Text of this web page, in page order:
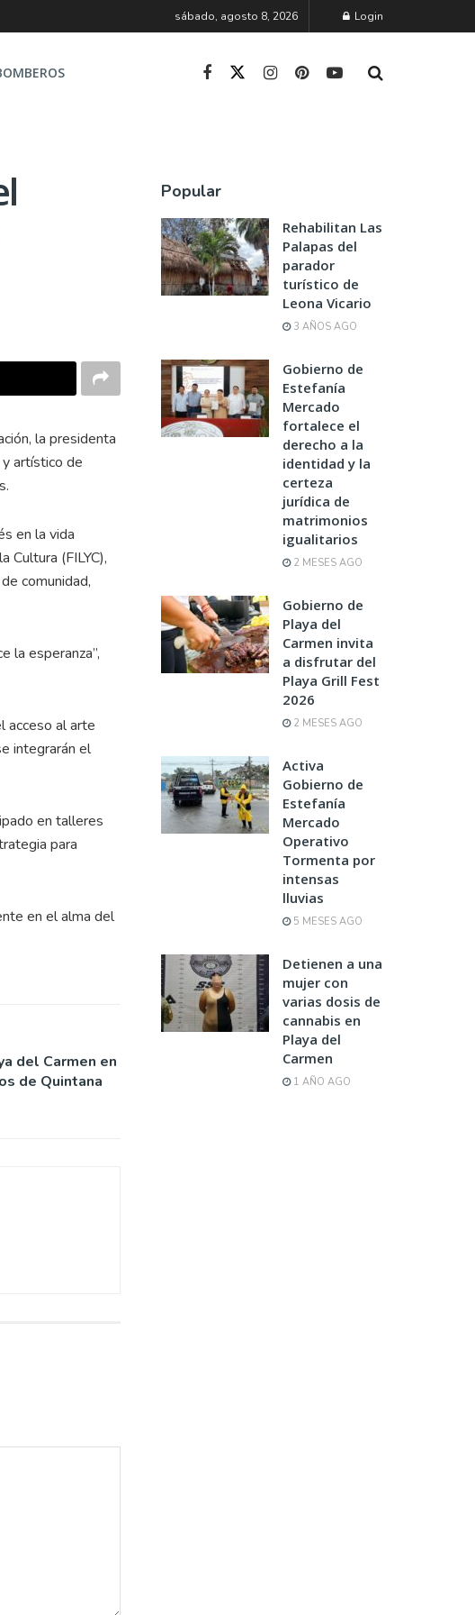
sábado, agosto 8, 2026 Login
la presidenta
artístico de
en la vida
Cultura (FILYC),
comunidad,
la esperanza”,
acceso al arte
integrarán el
en talleres
para
en el alma del
del Carmen en
de Quintana
Popular
Rehabilitan Las
Palapas del
parador
turístico de
Leona Vicario
3 AÑOS AGO
Gobierno de
Estefanía
Mercado
fortalece el
derecho a la
identidad y la
certeza
jurídica de
matrimonios
igualitarios
2 MESES AGO
Gobierno de
Playa del
Carmen invita
a disfrutar del
Playa Grill Fest
2026
2 MESES AGO
Activa
Gobierno de
Estefanía
Mercado
Operativo
Tormenta por
intensas
lluvias
5 MESES AGO
Detienen a una
mujer con
varias dosis de
cannabis en
Playa del
Carmen
1 AÑO AGO